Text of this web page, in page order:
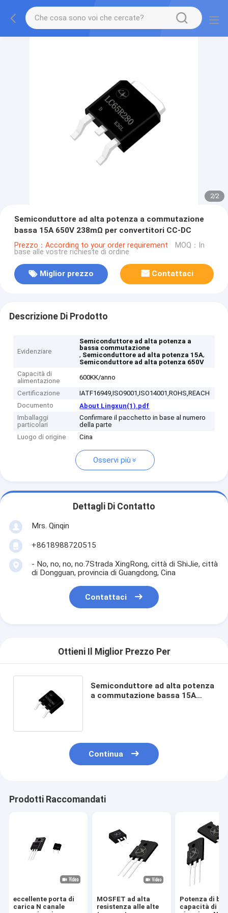
2/2
Semiconduttore ad alta potenza a commutazione
bassa 15A 650V 238mΩ per convertitori CC-DC
Prezzo：According to your order requirement MOQ：In
base alle vostre richieste di ordine
Miglior prezzo Contattaci
Descrizione Di Prodotto
Evidenziare
Semiconduttore ad alta potenza a
bassa commutazione
, Semiconduttore ad alta potenza 15A,
Semiconduttore ad alta potenza 650V
Capacità di
alimentazione
600KK/anno
Certificazione
IATF16949,ISO9001,ISO14001,ROHS,REACH
Documento
About Lingxun(1).pdf
Imballaggi
particolari
Confirmare il pacchetto in base al numero
della parte
Luogo di origine
Cina
Osservi più
Dettagli Di Contatto
Mrs. Qinqin
+8618988720515
- No, no, no, no.7Strada XingRong, città di ShiJie, città
di Dongguan, provincia di Guangdong, Cina
Contattaci
Ottieni Il Miglior Prezzo Per
Semiconduttore ad alta potenza
a commutazione bassa 15A
Continua
Prodotti Raccomandati
eccellente porta di
carica N canale
MOSFET ad alta
resistenza alle alte
Potenza di
capacità di